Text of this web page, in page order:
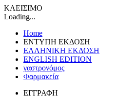
ΚΛΕΙΣΙΜΟ
Loading...
Home
ΕΝΤΥΠΗ ΕΚΔΟΣΗ
ΕΛΛΗΝΙΚΗ ΕΚΔΟΣΗ
ENGLISH EDITION
γαστρονόμος
Φαρμακεία
ΕΓΓΡΑΦΗ